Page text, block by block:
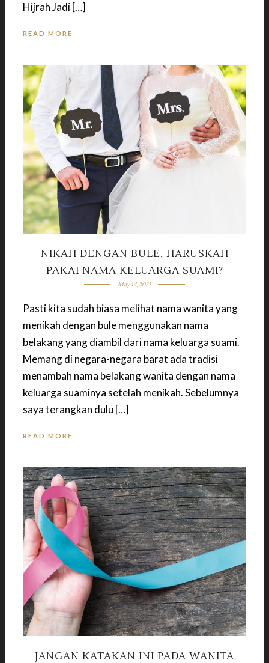
Hijrah Jadi […]
READ MORE
NIKAH DENGAN BULE, HARUSKAH
PAKAI NAMA KELUARGA SUAMI?
May 14, 2021
Pasti kita sudah biasa melihat nama wanita yang
menikah dengan bule menggunakan nama
belakang yang diambil dari nama keluarga suami.
Memang di negara-negara barat ada tradisi
menambah nama belakang wanita dengan nama
keluarga suaminya setelah menikah. Sebelumnya
saya terangkan dulu […]
READ MORE
JANGAN KATAKAN INI PADA WANITA